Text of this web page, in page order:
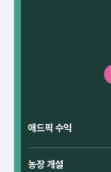
애드픽 수익
농장 개설